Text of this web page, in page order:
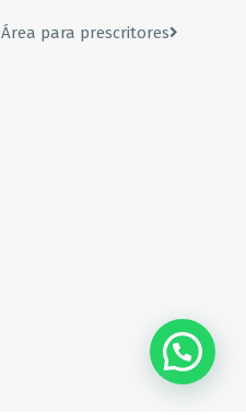
Área para prescritores